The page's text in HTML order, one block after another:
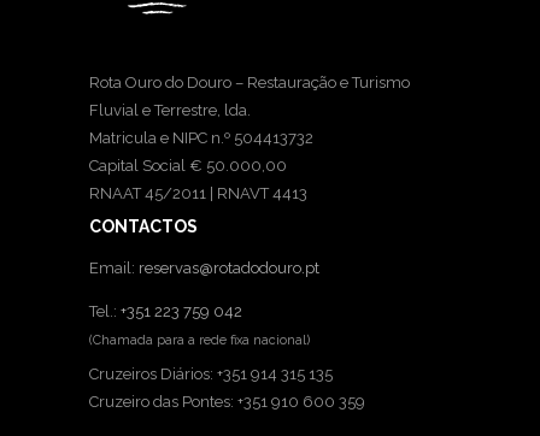
Rota Ouro do Douro – Restauração e Turismo
Fluvial e Terrestre, lda.
Matricula e NIPC n.º 504413732
Capital Social € 50.000,00
RNAAT 45/2011 | RNAVT 4413
CONTACTOS
Email: reservas@rotadodouro.pt
Tel.: +351 223 759 042
(Chamada para a rede fixa nacional)
Cruzeiros Diários: +351 914 315 135
Cruzeiro das Pontes: +351 910 600 359